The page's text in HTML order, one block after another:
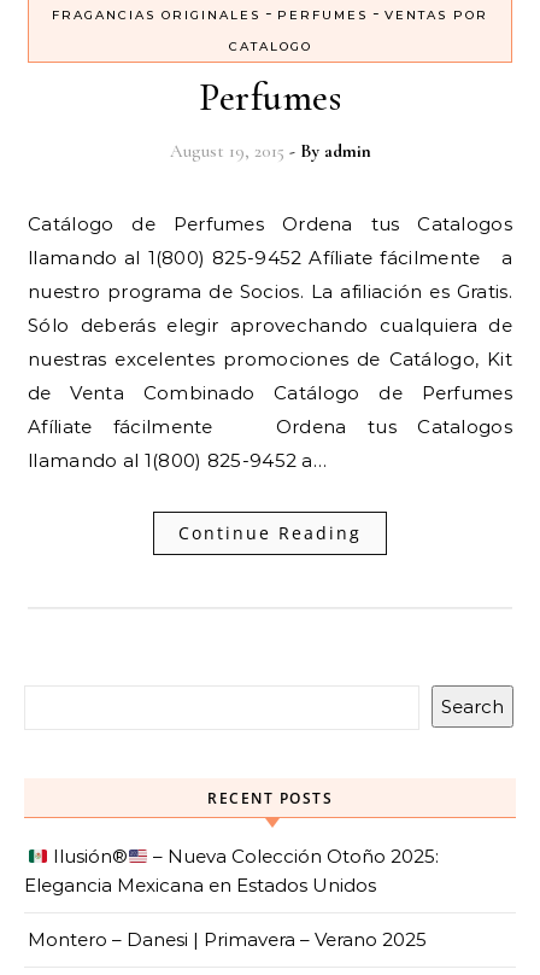
FRAGANCIAS ORIGINALES - PERFUMES - VENTAS POR
CATALOGO
Perfumes
August 19, 2015 - By admin
Catálogo de Perfumes Ordena tus Catalogos
llamando al 1(800) 825-9452 Afíliate fácilmente a
nuestro programa de Socios. La afiliación es Gratis.
Sólo deberás elegir aprovechando cualquiera de
nuestras excelentes promociones de Catálogo, Kit
de Venta Combinado Catálogo de Perfumes
Afíliate fácilmente Ordena tus Catalogos
llamando al 1(800) 825-9452 a…
Continue Reading
Search
RECENT POSTS
Ilusión®️
– Nueva Colección Otoño 2025:
Elegancia Mexicana en Estados Unidos
Montero – Danesi | Primavera – Verano 2025